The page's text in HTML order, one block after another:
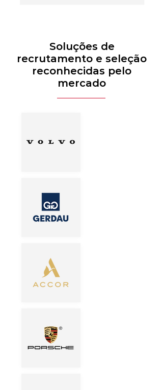
Soluções de
recrutamento e seleção
reconhecidas pelo
mercado